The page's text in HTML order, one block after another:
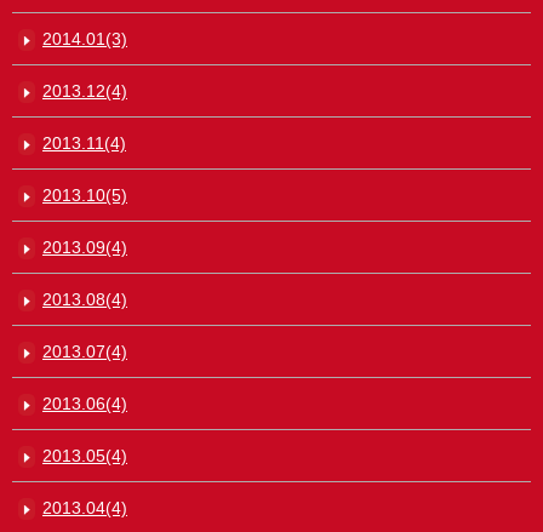
2014.01(3)
2013.12(4)
2013.11(4)
2013.10(5)
2013.09(4)
2013.08(4)
2013.07(4)
2013.06(4)
2013.05(4)
2013.04(4)